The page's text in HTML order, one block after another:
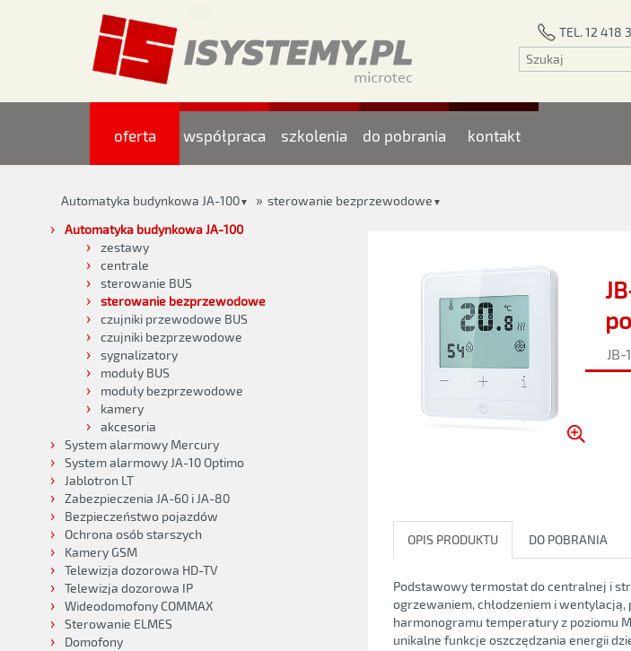
TEL. 12 418
oferta współpraca szkolenia do pobrania kontakt
Automatyka budynkowa JA-100▼ » sterowanie bezprzewodowe ▼
Automatyka budynkowa JA-100
zestawy
centrale
sterowanie BUS
sterowanie bezprzewodowe
czujniki przewodowe BUS
czujniki bezprzewodowe
sygnalizatory
moduły BUS
moduły bezprzewodowe
kamery
akcesoria
System alarmowy Mercury
System alarmowy JA-10 Optimo
Jablotron LT
Zabezpieczenia JA-60 i JA-80
Bezpieczeństwo pojazdów
Ochrona osób starszych
Kamery GSM
Telewizja dozorowa HD-TV
Telewizja dozorowa IP
Wideodomofony COMMAX
Sterowanie ELMES
Domofony
JB-
OPIS PRODUKTU DO POBRANIA
Podstawowy termostat do centralnej i
ogrzewaniem, chłodzeniem i
harmonogramu temperatury z poziomu
unikalne funkcje oszczędzania energii